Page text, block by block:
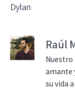
Dylan
Raúl
Nuestro
amante
su vida